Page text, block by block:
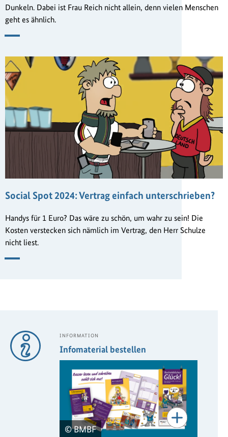
Dunkeln. Dabei ist Frau Reich nicht allein, denn vielen Menschen
geht es ähnlich.
Social Spot 2024: Vertrag einfach unterschrieben?
Handys für 1 Euro? Das wäre zu schön, um wahr zu sein! Die
Kosten verstecken sich nämlich im Vertrag, den Herr Schulze
nicht liest.
INFORMATION
Infomaterial bestellen
© BMBF